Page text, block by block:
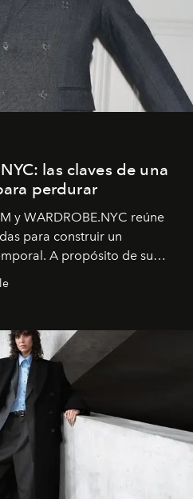
las claves de una
perdurar
y WARDROBE.NYC reúne
para construir un
A propósito de su
diseño global de la marca